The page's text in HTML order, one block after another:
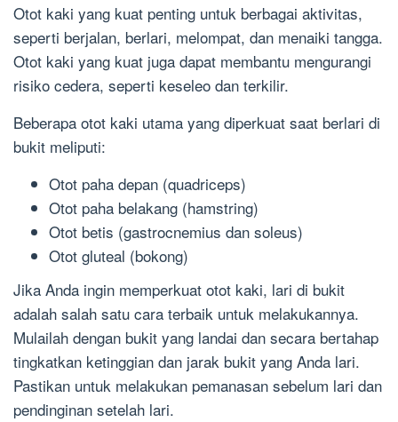
Otot kaki yang kuat penting untuk berbagai aktivitas,
seperti berjalan, berlari, melompat, dan menaiki tangga.
Otot kaki yang kuat juga dapat membantu mengurangi
risiko cedera, seperti keseleo dan terkilir.
Beberapa otot kaki utama yang diperkuat saat berlari di
bukit meliputi:
Otot paha depan (quadriceps)
Otot paha belakang (hamstring)
Otot betis (gastrocnemius dan soleus)
Otot gluteal (bokong)
Jika Anda ingin memperkuat otot kaki, lari di bukit
adalah salah satu cara terbaik untuk melakukannya.
Mulailah dengan bukit yang landai dan secara bertahap
tingkatkan ketinggian dan jarak bukit yang Anda lari.
Pastikan untuk melakukan pemanasan sebelum lari dan
pendinginan setelah lari.